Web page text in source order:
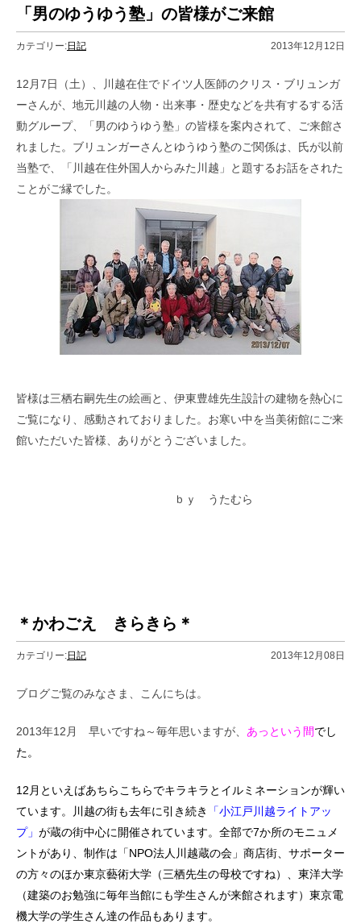
「男のゆうゆう塾」の皆様がご来館
カテゴリー:日記 2013年12月12日
12月7日（土）、川越在住でドイツ人医師のクリス・ブリュンガ
ーさんが、地元川越の人物・出来事・歴史などを共有するする活
動グループ、「男のゆうゆう塾」の皆様を案内されて、ご来館さ
れました。ブリュンガーさんとゆうゆう塾のご関係は、氏が以前
当塾で、「川越在住外国人からみた川越」と題するお話をされた
ことがご縁でした。
皆様は三栖右嗣先生の絵画と、伊東豊雄先生設計の建物を熱心に
ご覧になり、感動されておりました。お寒い中を当美術館にご来
館いただいた皆様、ありがとうございました。
ｂｙ うたむら
＊かわごえ きらきら＊
カテゴリー:日記 2013年12月08日
ブログご覧のみなさま、こんにちは。
2013年12月 早いですね～毎年思いますが、 あっという間でし
た。
12月といえばあちらこちらでキラキラとイルミネーションが輝い
ています。川越の街も去年に引き続き
「小江戸川越ライトアッ
プ」 が蔵の街中心に開催されています。全部で7か所のモニュメ
ントがあり、制作は「NPO法人川越蔵の会」商店街、サポーター
の方々のほか東京藝術大学（三栖先生の母校ですね）、東洋大学
（建築のお勉強に毎年当館にも学生さんが来館されます）東京電
機大学の学生さん達の作品もあります。